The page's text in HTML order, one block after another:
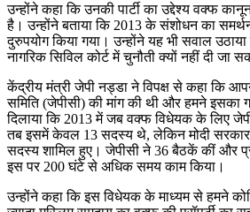
उन्होंने कहा कि उनकी पार्टी का उद्देश्य वक्फ
है। उन्होंने बताया कि 2013 के संशोधन का
दुरुपयोग किया गया। उन्होंने यह भी सवाल
नागरिक सिविल कोर्ट में चुनौती क्यों नहीं दी जा
केंद्रीय मंत्री जेपी नड्डा ने विपक्ष से कहा कि
समिति (जेपीसी) की मांग की थी और हमने इसका
दिलाया कि 2013 में जब वक्फ विधेयक के लिए
तब इसमें केवल 13 सदस्य थे, लेकिन मोदी
सदस्य शामिल हुए। जेपीसी ने 36 बैठकें कीं और
इस पर 200 घंटे से अधिक समय काम किया।
उन्होंने कहा कि इस विधेयक के माध्यम से हमने